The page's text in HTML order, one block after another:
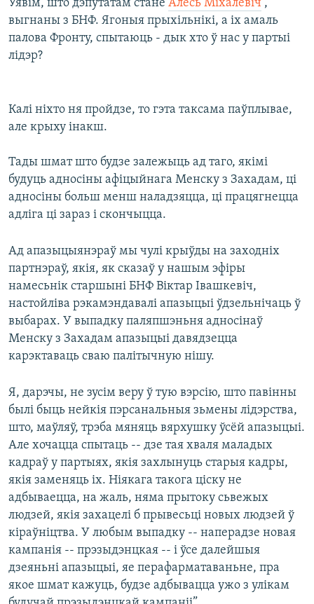
Уявім, што дэпутатам стане Алесь Міхалевіч ,
выгнаны з БНФ. Ягоныя прыхільнікі, а іх амаль
палова Фронту, спытаюць - дык хто ў нас у партыі
лідэр?
Калі ніхто ня пройдзе, то гэта таксама паўплывае,
але крыху інакш.
Тады шмат што будзе залежыць ад таго, якімі
будуць адносіны афіцыйнага Менску з Захадам, ці
адносіны больш менш наладзяцца, ці працягнецца
адліга ці зараз і скончыцца.
Ад апазыцыянэраў мы чулі крыўды на заходніх
партнэраў, якія, як сказаў у нашым эфіры
намесьнік старшыні БНФ Віктар Івашкевіч,
настойліва рэкамэндавалі апазыцыі ўдзельнічаць ў
выбарах. У выпадку паляпшэньня адносінаў
Менску з Захадам апазыцыі давядзецца
карэктаваць сваю палітычную нішу.
Я, дарэчы, не зусім веру ў тую вэрсію, што павінны
былі быць нейкія пэрсанальныя зьмены лідэрства,
што, маўляў, трэба мяняць вярхушку ўсёй апазыцыі.
Але хочацца спытаць -- дзе тая хваля маладых
кадраў у партыях, якія захлынуць старыя кадры,
якія заменяць іх. Ніякага такога ціску не
адбываецца, на жаль, няма прытоку сьвежых
людзей, якія захацелі б прывесьці новых людзей ў
кіраўніцтва. У любым выпадку -- наперадзе новая
кампанія -- прэзыдэнцкая -- і ўсе далейшыя
дзеяньні апазыцыі, яе перафарматаваньне, пра
якое шмат кажуць, будзе адбывацца ужо з улікам